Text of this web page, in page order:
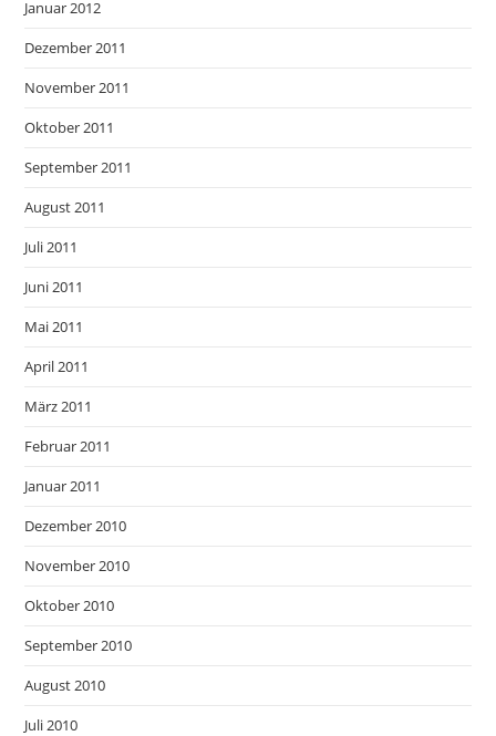
Januar 2012
Dezember 2011
November 2011
Oktober 2011
September 2011
August 2011
Juli 2011
Juni 2011
Mai 2011
April 2011
März 2011
Februar 2011
Januar 2011
Dezember 2010
November 2010
Oktober 2010
September 2010
August 2010
Juli 2010